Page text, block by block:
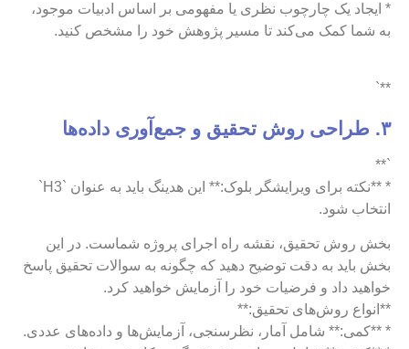
* ایجاد یک چارچوب نظری یا مفهومی بر اساس ادبیات موجود،
به شما کمک می‌کند تا مسیر پژوهش خود را مشخص کنید.
**`
۳. طراحی روش تحقیق و جمع‌آوری داده‌ها
`**
* **نکته برای ویرایشگر بلوک:** این هدینگ باید به عنوان `H3`
انتخاب شود.
بخش روش تحقیق، نقشه راه اجرای پروژه شماست. در این
بخش باید به دقت توضیح دهید که چگونه به سوالات تحقیق پاسخ
خواهید داد و فرضیات خود را آزمایش خواهید کرد.
**انواع روش‌های تحقیق:**
* **کمی:** شامل آمار، نظرسنجی، آزمایش‌ها و داده‌های عددی.